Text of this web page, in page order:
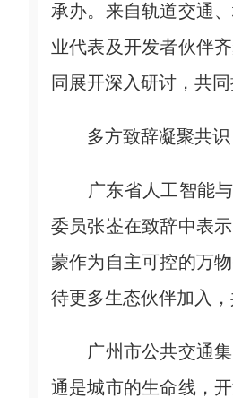
承办。来自轨道交通
业代表及开发者伙伴
同展开深入研讨，共
多方致辞凝聚共识
广东省人工智能与
委员张崟在致辞中表
蒙作为自主可控的万
待更多生态伙伴加入
广州市公共交通集
通是城市的生命线，